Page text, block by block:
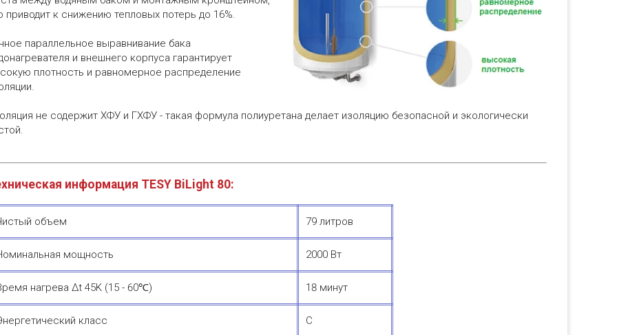
приводит к снижению тепловых потерь до 16%.
параллельное выравнивание бака
и внешнего корпуса гарантирует
плотность и равномерное распределение
не содержит ХФУ и ГХФУ - такая формула полиуретана делает изоляцию безопасной и экологически
информация TESY BiLight 80:
объем 79 литров
мощность 2000 Вт
нагрева Δt 45K (15 - 60℃) 18 минут
класс C